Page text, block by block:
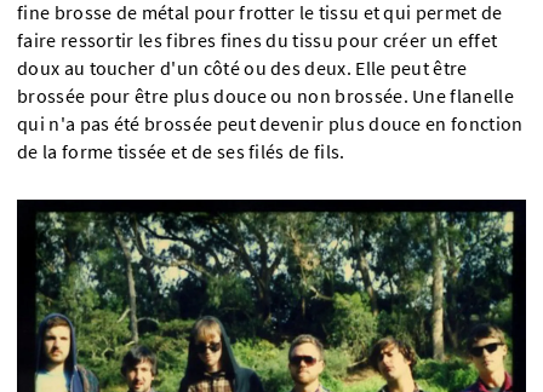
fine brosse de métal pour frotter le tissu et qui permet de
faire ressortir les fibres fines du tissu pour créer un effet
doux au toucher d'un côté ou des deux. Elle peut être
brossée pour être plus douce ou non brossée. Une flanelle
qui n'a pas été brossée peut devenir plus douce en fonction
de la forme tissée et de ses filés de fils.